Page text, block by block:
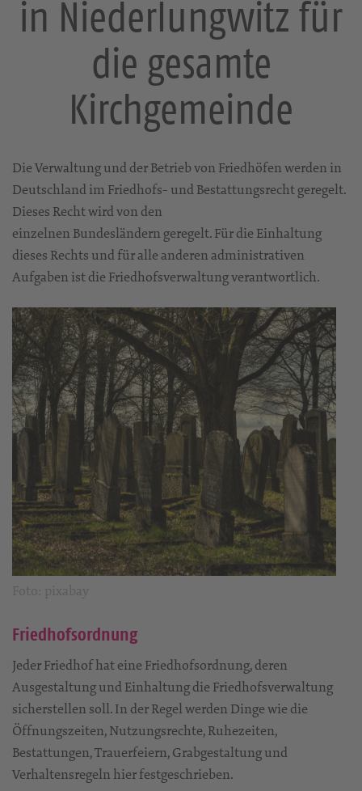
in Niederlungwitz für
die gesamte
Kirchgemeinde
Die Verwaltung und der Betrieb von Friedhöfen werden in
Deutschland im Friedhofs- und Bestattungsrecht geregelt.
Dieses Recht wird von den
einzelnen Bundesländern geregelt. Für die Einhaltung
dieses Rechts und für alle anderen administrativen
Aufgaben ist die Friedhofsverwaltung verantwortlich.
Friedhofsordnung
Jeder Friedhof hat eine Friedhofsordnung, deren
Ausgestaltung und Einhaltung die Friedhofsverwaltung
sicherstellen soll. In der Regel werden Dinge wie die
Öffnungszeiten, Nutzungsrechte, Ruhezeiten,
Bestattungen, Trauerfeiern, Grabgestaltung und
Verhaltensregeln hier festgeschrieben.